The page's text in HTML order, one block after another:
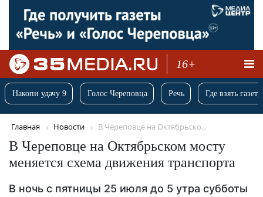
16+
Накопи удачу 9 Голос Череповца Речь Где взять
Главная Новости В Череповце на Октябрьско...
В Череповце на Октябрьском мосту
меняется схема движения транспорта
В ночь с пятницы 25 июля до 5 утра субботы